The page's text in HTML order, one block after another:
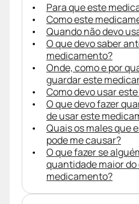
Para que este
Como este
Quando não devo
O que devo saber
medicamento?
Onde, como e por
guardar este
Como devo usar
O que devo fazer
de usar este
Quais os males que
pode me causar?
O que fazer se
quantidade maior
medicamento?